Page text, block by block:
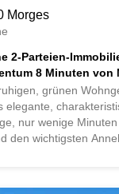
Morges
2-Parteien-
8 Minuten von
grünen
elegante,
nur wenige
den wichtigsten
und dabei